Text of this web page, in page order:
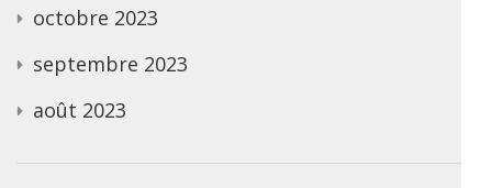
octobre 2023
septembre 2023
août 2023